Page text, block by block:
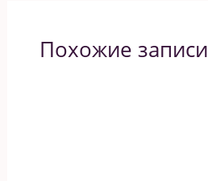
Похожие записи